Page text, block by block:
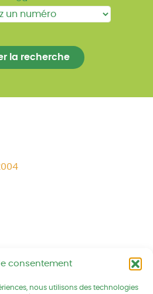
consentement
nous utilisons des technologies
- Campagnes vivantes